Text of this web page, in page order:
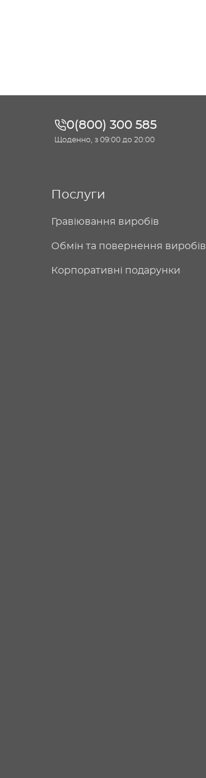
0(800) 300 585
Щоденно, з 09:00 до 20:00
Послуги
Гравіювання виробів
Обмін та повернення виробів
Корпоративні подарунки